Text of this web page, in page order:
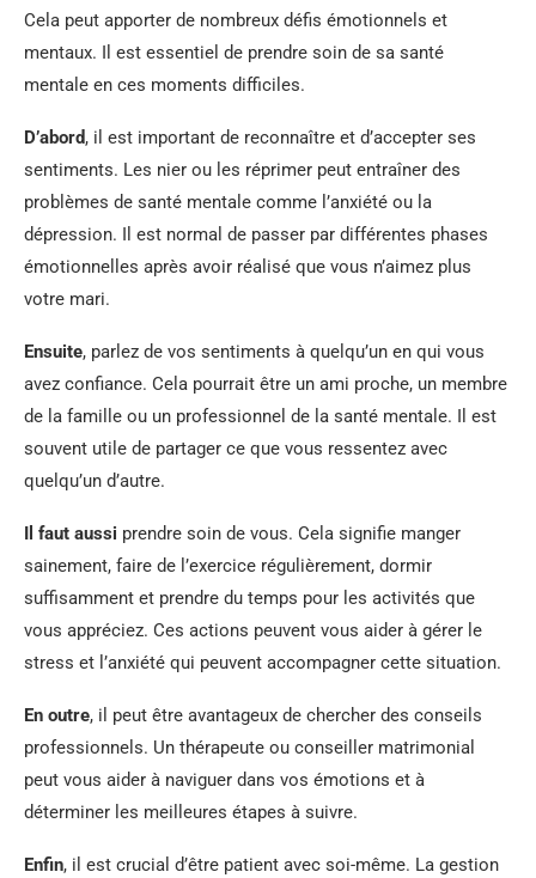
Cela peut apporter de nombreux défis émotionnels et
mentaux. Il est essentiel de prendre soin de sa santé
mentale en ces moments difficiles.
D’abord, il est important de reconnaître et d’accepter ses
sentiments. Les nier ou les réprimer peut entraîner des
problèmes de santé mentale comme l’anxiété ou la
dépression. Il est normal de passer par différentes phases
émotionnelles après avoir réalisé que vous n’aimez plus
votre mari.
Ensuite, parlez de vos sentiments à quelqu’un en qui vous
avez confiance. Cela pourrait être un ami proche, un membre
de la famille ou un professionnel de la santé mentale. Il est
souvent utile de partager ce que vous ressentez avec
quelqu’un d’autre.
Il faut aussi prendre soin de vous. Cela signifie manger
sainement, faire de l’exercice régulièrement, dormir
suffisamment et prendre du temps pour les activités que
vous appréciez. Ces actions peuvent vous aider à gérer le
stress et l’anxiété qui peuvent accompagner cette situation.
En outre, il peut être avantageux de chercher des conseils
professionnels. Un thérapeute ou conseiller matrimonial
peut vous aider à naviguer dans vos émotions et à
déterminer les meilleures étapes à suivre.
Enfin, il est crucial d’être patient avec soi-même. La gestion